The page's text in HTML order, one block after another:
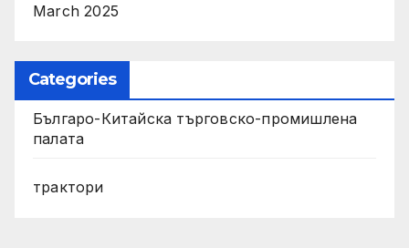
March 2025
Categories
Българо-Китайска търговско-промишлена
палата
трактори